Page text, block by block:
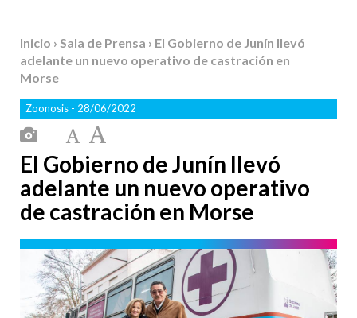
Inicio › Sala de Prensa › El Gobierno de Junín llevó
adelante un nuevo operativo de castración en
Morse
Zoonosis - 28/06/2022
El Gobierno de Junín llevó
adelante un nuevo operativo
de castración en Morse